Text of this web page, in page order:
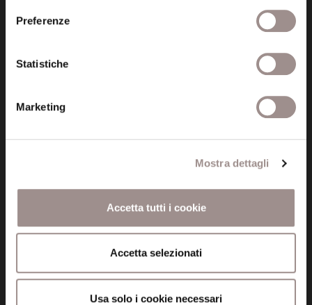
Preferenze
Statistiche
Marketing
Mostra dettagli
Accetta tutti i cookie
Accetta selezionati
Usa solo i cookie necessari
fondazionecollegiosancarlo@legalmail.it
Amministrazione trasparente
Certificazioni